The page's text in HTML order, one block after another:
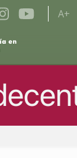
A+